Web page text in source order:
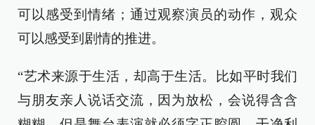
可以感受到情绪；通过观察演员的动作，观众
可以感受到剧情的推进。
“艺术来源于生活，却高于生活。比如平时我们
与朋友亲人说话交流，因为放松，会说得含含